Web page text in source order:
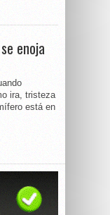
enoja
ira, tristeza
está en